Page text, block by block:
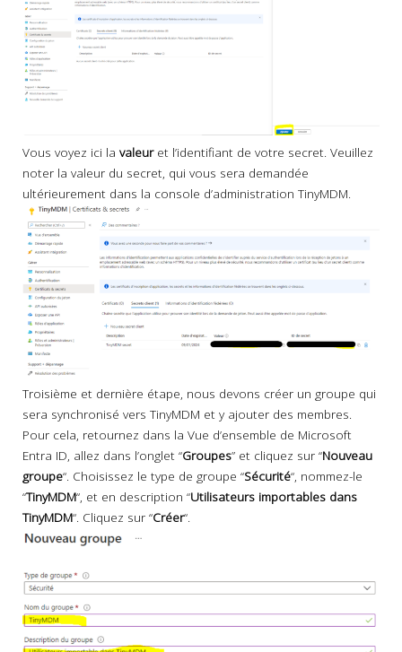
Vous voyez ici la valeur et l’identifiant de votre secret. Veuillez
noter la valeur du secret, qui vous sera demandée
ultérieurement dans la console d’administration TinyMDM.
Troisième et dernière étape, nous devons créer un groupe qui
sera synchronisé vers TinyMDM et y ajouter des membres.
Pour cela, retournez dans la Vue d’ensemble de Microsoft
Entra ID, allez dans l’onglet “Groupes” et cliquez sur “Nouveau
groupe“. Choisissez le type de groupe “Sécurité“, nommez-le
“TinyMDM“, et en description “Utilisateurs importables dans
TinyMDM“. Cliquez sur “Créer“.